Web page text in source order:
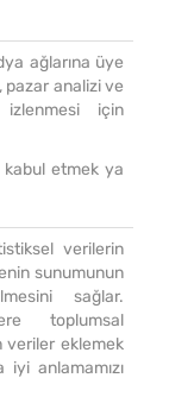
ağlarına üye
analizi ve
için
kabul etmek ya
verilerin
sunumunun
sağlar.
toplumsal
veriler eklemek
iyi anlamamızı